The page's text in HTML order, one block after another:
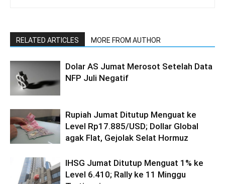
RELATED ARTICLES MORE FROM AUTHOR
Dolar AS Jumat Merosot Setelah Data
NFP Juli Negatif
Rupiah Jumat Ditutup Menguat ke
Level Rp17.885/USD; Dollar Global
agak Flat, Gejolak Selat Hormuz
IHSG Jumat Ditutup Menguat 1% ke
Level 6.410; Rally ke 11 Minggu